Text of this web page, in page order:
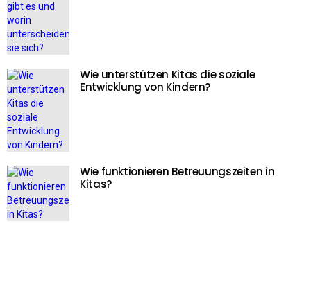
Wie unterstützen Kitas die soziale
Entwicklung von Kindern?
Wie funktionieren Betreuungszeiten in
Kitas?